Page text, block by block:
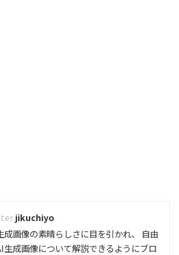
jikuchiyo
成画像の素晴らしさに目を引かれ、 自由
生成画像について解説できるようにブロ